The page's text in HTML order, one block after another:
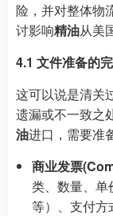
险，并对整体物
讨影响精油从美
4.1 文件准备的
这可以说是清关
遗漏或不一致之
油进口，需要准
商业发票
类、数量、单
等）、支付方